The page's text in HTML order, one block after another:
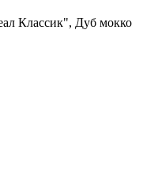
Классик", Дуб мокко